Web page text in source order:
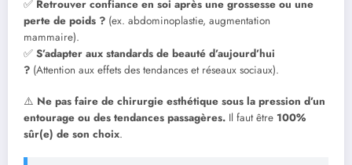
✅ Retrouver confiance en soi après une grossesse ou une
perte de poids ? (ex. abdominoplastie, augmentation
mammaire).
✅ S’adapter aux standards de beauté d’aujourd’hui
? (Attention aux effets des tendances et réseaux sociaux).
⚠️ Ne pas faire de chirurgie esthétique sous la pression d’un
entourage ou des tendances passagères. Il faut être 100%
sûr(e) de son choix.